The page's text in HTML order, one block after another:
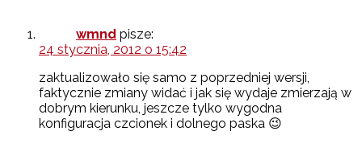
wmnd pisze:
24 stycznia, 2012 o 15:42
zaktualizowało się samo z poprzedniej wersji,
faktycznie zmiany widać i jak się wydaje zmierzają w
dobrym kierunku, jeszcze tylko wygodna
konfiguracja czcionek i dolnego paska 😉